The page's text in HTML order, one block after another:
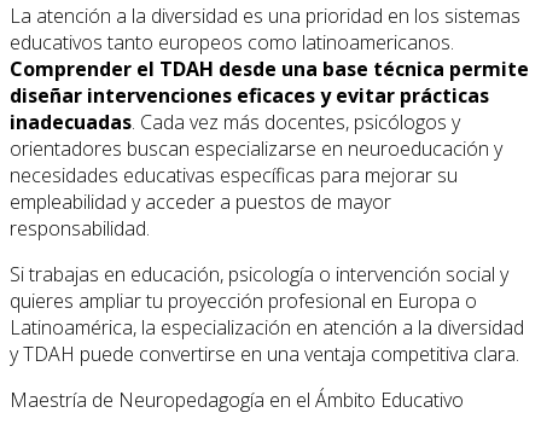
La atención a la diversidad es una prioridad en los sistemas
educativos tanto europeos como latinoamericanos.
Comprender el TDAH desde una base técnica permite
diseñar intervenciones eficaces y evitar prácticas
inadecuadas. Cada vez más docentes, psicólogos y
orientadores buscan especializarse en neuroeducación y
necesidades educativas específicas para mejorar su
empleabilidad y acceder a puestos de mayor
responsabilidad.
Si trabajas en educación, psicología o intervención social y
quieres ampliar tu proyección profesional en Europa o
Latinoamérica, la especialización en atención a la diversidad
y TDAH puede convertirse en una ventaja competitiva clara.
Maestría de Neuropedagogía en el Ámbito Educativo